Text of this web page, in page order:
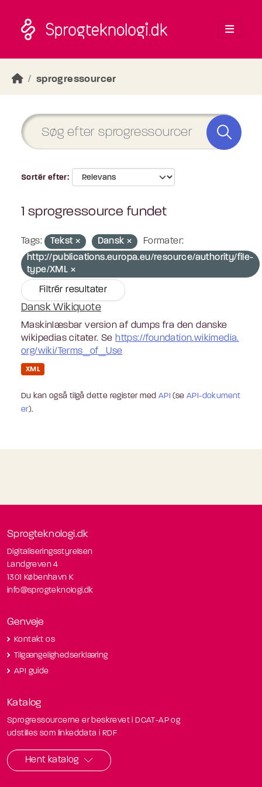
sprogressourcer
Sortér efter
1 sprogressource fundet
Tags: Tekst Dansk
Formater:
http://publications.europa.eu/resource/authority/file-
type/XML
Filtrér resultater
Dansk Wikiquote
Maskinlæsbar version af dumps fra den danske
wikipedias citater. Se https://foundation.wikimedia.
org/wiki/Terms_of_Use
XML
Du kan også tilgå dette register med API (seAPI-dokument
er).
Sprogteknologi.dk
Digitaliseringsstyrelsen
Landgreven 4
1301 København K
info@sprogteknologi.dk
Genveje
Kontakt os
Tilgængelighedserklæring
API guide
Katalog
Sprogressourcerne er beskrevet i DCAT-AP og
udstilles som linkeddata i RDF
Hent katalog